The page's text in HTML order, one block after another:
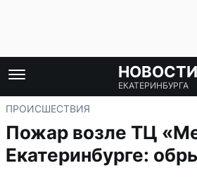
НОВОСТИ
ЕКАТЕРИНБУРГА
ПРОИСШЕСТВИЯ
Пожар возле ТЦ
Екатеринбурге: